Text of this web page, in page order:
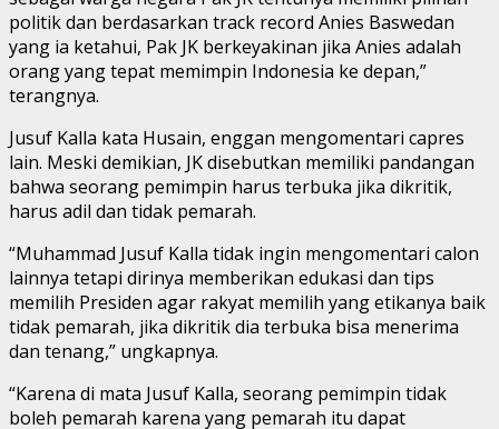
politik dan berdasarkan track record Anies Baswedan
yang ia ketahui, Pak JK berkeyakinan jika Anies adalah
orang yang tepat memimpin Indonesia ke depan,”
terangnya.
Jusuf Kalla kata Husain, enggan mengomentari capres
lain. Meski demikian, JK disebutkan memiliki pandangan
bahwa seorang pemimpin harus terbuka jika dikritik,
harus adil dan tidak pemarah.
“Muhammad Jusuf Kalla tidak ingin mengomentari calon
lainnya tetapi dirinya memberikan edukasi dan tips
memilih Presiden agar rakyat memilih yang etikanya baik
tidak pemarah, jika dikritik dia terbuka bisa menerima
dan tenang,” ungkapnya.
“Karena di mata Jusuf Kalla, seorang pemimpin tidak
boleh pemarah karena yang pemarah itu dapat